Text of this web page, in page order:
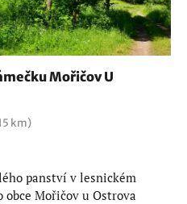
Mořičov U
km)
panství v lesnickém
Mořičov u Ostrova